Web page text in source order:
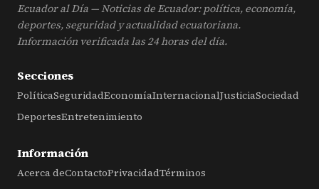
Ecuador al Día — Noticias de Ecuador: política, economía,
deportes, seguridad y actualidad ecuatoriana.
Información verificada las 24 horas del día.
Secciones
PolíticaSeguridadEconomíaInternacionalJusticiaSociedad
DeportesEntretenimiento
Información
Acerca deContactoPrivacidadTérminos